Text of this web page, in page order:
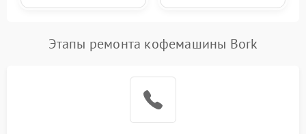
Этапы ремонта кофемашины Bork